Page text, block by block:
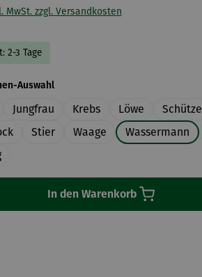
MwSt. zzgl. Versandkosten
2-3 Tage
Auswahlauswählen
Jungfrau Krebs Löwe Schütze
Stier Waage Wassermann
In den Warenkorb